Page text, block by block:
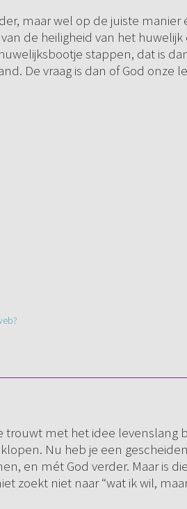
maar wel op de juiste manier
de heiligheid van het huwelijk
stappen, dat is
De vraag is dan of God onze
trouwt met het idee levenslang
Nu heb je een
en mét God verder. Maar is
zoekt niet naar “wat ik wil,